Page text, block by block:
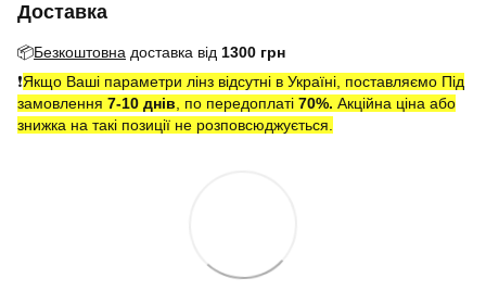
Доставка
📦Безкоштовна доставка від 1300 грн
❗️Якщо Ваші параметри лінз відсутні в Україні, поставляємо Під
замовлення 7-10 днів , по передоплаті 70%. Акційна ціна або
знижка на такі позиції не розповсюджується.